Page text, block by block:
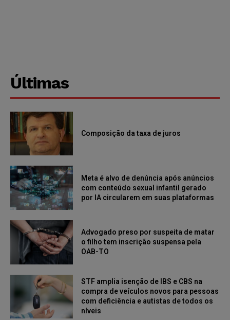
Últimas
Composição da taxa de juros
Meta é alvo de denúncia após anúncios
com conteúdo sexual infantil gerado
por IA circularem em suas plataformas
Advogado preso por suspeita de matar
o filho tem inscrição suspensa pela
OAB-TO
STF amplia isenção de IBS e CBS na
compra de veículos novos para pessoas
com deficiência e autistas de todos os
níveis